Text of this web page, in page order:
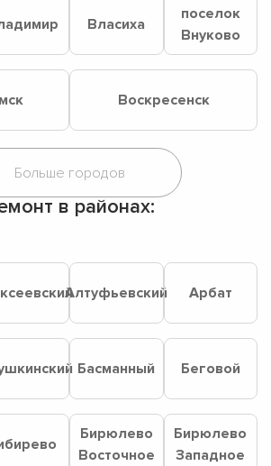
Власиха
поселок
Внуково
Воскресенск
в районах:
Алтуфьевский Арбат
Басманный Беговой
Бирюлево
Восточное
Бирюлево
Западное